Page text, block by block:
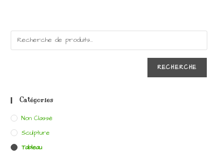
RECHERCHE
Catégories
Non Classé
Sculpture
Tableau